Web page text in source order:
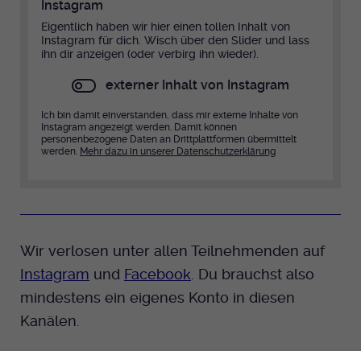
Instagram
Eigentlich haben wir hier einen tollen Inhalt von
Instagram für dich. Wisch über den Slider und lass
ihn dir anzeigen (oder verbirg ihn wieder).
externer Inhalt von Instagram
Ich bin damit einverstanden, dass mir externe Inhalte von
Instagram angezeigt werden. Damit können
personenbezogene Daten an Drittplattformen übermittelt
werden. Mehr dazu in unserer Datenschutzerklärung
Wir verlosen unter allen Teilnehmenden auf
Instagram und Facebook. Du brauchst also
mindestens ein eigenes Konto in diesen
Kanälen.
Zweck
Einstellungen. Eine optionale Nummer
nach dem Namen gibt lediglich eine
Versionsnummer an.